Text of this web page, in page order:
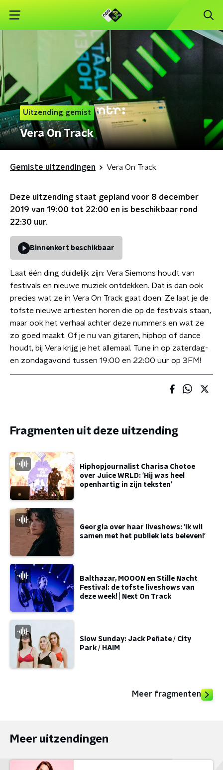
Uitzending gemist
Vera On Track
Gemiste uitzendingen Vera On Track
Deze uitzending staat gepland voor 8 december
2019 van 19:00 tot 22:00 en is beschikbaar rond
22:30 uur.
Binnenkort beschikbaar
Laat één ding duidelijk zijn: Vera Siemons houdt van
festivals en nieuwe muziek ontdekken. Dat is dan ook
precies wat ze in Vera On Track gaat doen. Ze laat je de
tofste nieuwe artiesten horen die op de festivals staan,
maar ook het verhaal achter deze nummers en wat ze
zo goed maakt. Of je nu van gitaren, hiphop of dance
houdt, bij Vera krijg je het allemaal. Tune in op zaterdag-
en zondagavond tussen 19:00 en 22:00 uur op 3FM!
Fragmenten uit deze uitzending
Hiphopjournalist Charisa Chotoe
over Juice WRLD: 'Hij was heel
openhartig in zijn teksten'
Georgia over haar liveshows: 'Ik wil
samen met het publiek iets beleven!'
Balthazar, MOOON en Stille Nacht
Festival: de tofste liveshows van
deze week! | Next On Track
Slow Sunday: Jack Peñate / City
Park / HAIM
Meer fragmenten
Meer uitzendingen